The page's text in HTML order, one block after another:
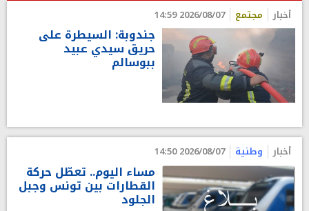
أخبار مجتمع 2026/08/07 14:59
جندوبة: السيطرة على
حريق سيدي عبيد
ببوسالم
أخبار وطنية 2026/08/07 14:50
مساء اليوم.. تعطّل حركة
القطارات بين تونس وجبل
الجلود